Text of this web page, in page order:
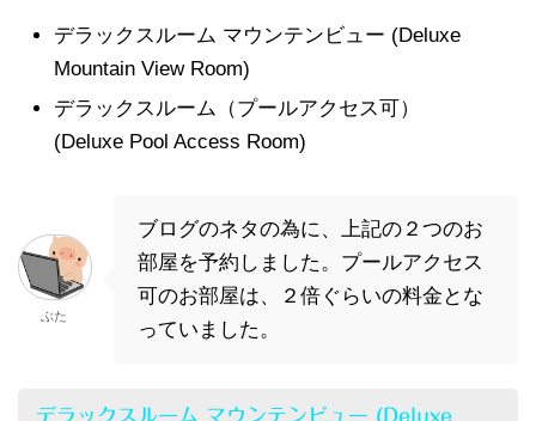
デラックスルーム マウンテンビュー (Deluxe
Mountain View Room)
デラックスルーム（プールアクセス可）
(Deluxe Pool Access Room)
ぶた
ブログのネタの為に、上記の２つのお
部屋を予約しました。プールアクセス
可のお部屋は、２倍ぐらいの料金とな
っていました。
デラックスルーム マウンテンビュー (Deluxe